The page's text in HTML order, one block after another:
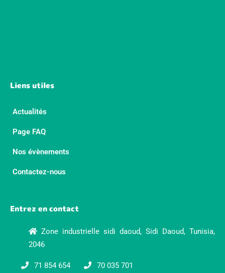
Liens utiles
Actualités
Page FAQ
Nos évènements
Contactez-nous
Entrez en contact
Zone industrielle sidi daoud, Sidi Daoud, Tunisia,
2046
71 854 654
70 035 701